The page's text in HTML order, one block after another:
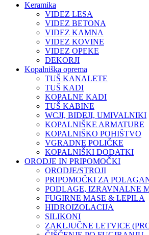
Keramika
VIDEZ LESA
VIDEZ BETONA
VIDEZ KAMNA
VIDEZ KOVINE
VIDEZ OPEKE
DEKORJI
Kopalniška oprema
TUŠ KANALETE
TUŠ KADI
KOPALNE KADI
TUŠ KABINE
WCJI, BIDEJI, UMIVALNIKI
KOPALNIŠKE ARMATURE
KOPALNIŠKO POHIŠTVO
VGRADNE POLIČKE
KOPALNIŠKI DODATKI
ORODJE IN PRIPOMOČKI
ORODJE/STROJI
PRIPOMOČKI ZA
PODLAGE, IZRAVNALNE
FUGIRNE MASE & LEPILA
HIDROIZOLACIJA
SILIKONI
ZAKLJUČNE LETVICE